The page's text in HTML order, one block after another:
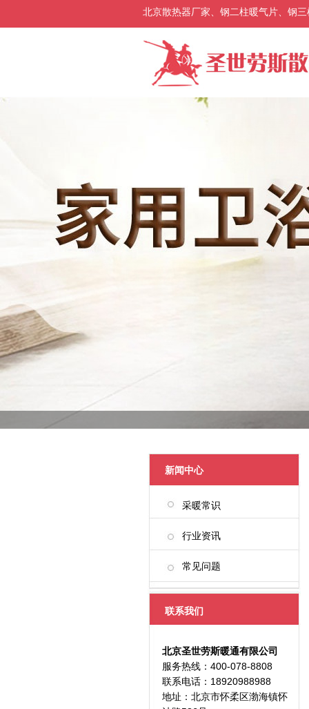
北京散热器厂家、钢二柱暖气片、钢
新闻中心
采暖常识
行业资讯
常见问题
联系我们
北京圣世劳斯暖通有限公司
服务热线：400-078-8808
联系电话：18920988988
地址：北京市怀柔区渤海镇怀